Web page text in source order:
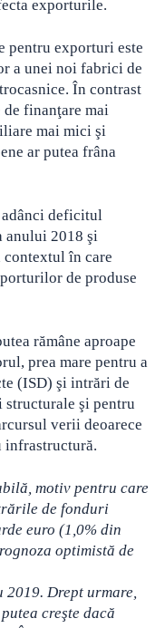
exporturile.
pentru exporturi este
a unei noi fabrici de
În contrast
finanţare mai
mai mici şi
ar putea frâna
deficitul
anului 2018 şi
în care
de produse
rămâne aproape
prea mare pentru a
(ISD) şi intrări de
şi pentru
verii deoarece
infrastructură.
motiv pentru care
de fonduri
euro (1,0% din
optimistă de
Drept urmare,
creşte dacă